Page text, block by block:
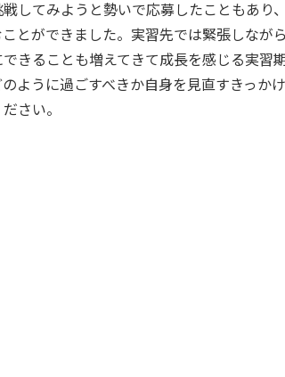
してみようと勢いで応募したこともあ
とができました。実習先では緊張しな
きることも増えてきて成長を感じる実
ように過ごすべきか自身を見直すきっ
さい。